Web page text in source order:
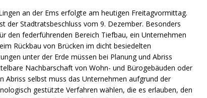
an der Ems erfolgte am heutigen Freitagvormittag.
der Stadtratsbeschluss vom 9. Dezember. Besonders
den federführenden Bereich Tiefbau, ein Unternehmen
Rückbau von Brücken im dicht besiedelten
unter der Erde müssen bei Planung und Abriss
Nachbarschaft von Wohn- und Bürogebäuden oder
Abriss selbst muss das Unternehmen aufgrund der
gestützte Verfahren wählen, die es erlauben, den